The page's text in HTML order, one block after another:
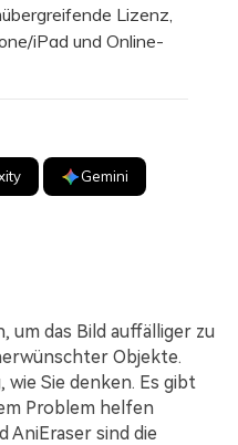
Lizenz,
iPad und Online-
Gemini
um das Bild auffälliger zu
Objekte.
Sie denken. Es gibt
Problem helfen
AniEraser sind die